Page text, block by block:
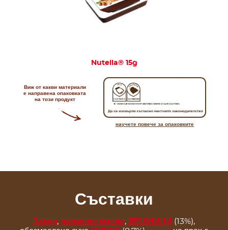
Nutella®15g
Виж от какви материали
е направена опаковката
на този продукт
научете повече за опаковките
Съставки
Захар, палмово масло, ЛЕШНИЦИ (13%),